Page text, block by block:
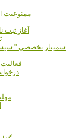
ممنوعيت
آغاز ثبت
سمينار تخصصي "
فعاليت بيش از 70 هزار
درخواست مجوز